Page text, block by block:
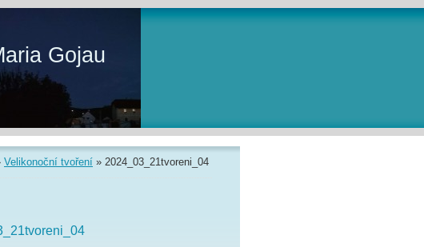
Gojau
Velikonoční tvoření » 2024_03_21tvoreni_04